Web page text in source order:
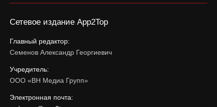
Сетевое издание App2Top
Главный редактор:
Семенов Александр Георгиевич
Учредитель:
ООО «ВН Медиа Групп»
Электронная почта: